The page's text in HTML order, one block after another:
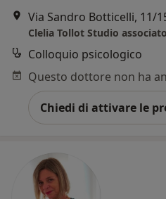
Via Sandro Botticelli, 11/
Clelia Tollot Studio
Colloquio psicologico
Chiedi di attivare le